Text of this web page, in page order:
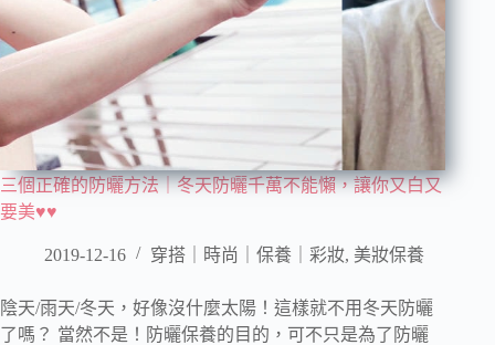
三個正確的防曬方法｜冬天防曬千萬不能懶，讓你又白又
要美♥♥
2019-12-16 穿搭｜時尚｜保養｜彩妝, 美妝保養
陰天/雨天/冬天，好像沒什麼太陽！這樣就不用冬天防曬
了嗎？ 當然不是！防曬保養的目的，可不只是為了防曬